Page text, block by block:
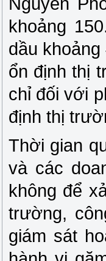
Nguyên
khoảng
dầu
ổn định thị
chỉ đối với
định thị
Thời gian
và các
không để
trường,
giám sát